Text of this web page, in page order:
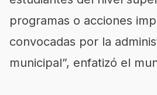
programas o acciones
convocadas por la
municipal”, enfatizó el